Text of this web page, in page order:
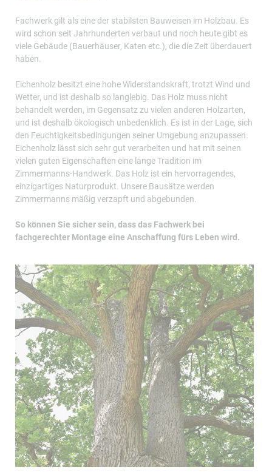
Fachwerk gilt als eine der stabilsten Bauweisen im Holzbau. Es
wird schon seit Jahrhunderten verbaut und noch heute gibt es
viele Gebäude (Bauerhäuser, Katen etc.), die die Zeit überdauert
haben.
Eichenholz besitzt eine hohe Widerstandskraft, trotzt Wind und
Wetter, und ist deshalb so langlebig. Das Holz muss nicht
behandelt werden, im Gegensatz zu vielen anderen Holzarten,
und ist deshalb ökologisch unbedenklich. Es ist in der Lage, sich
den Feuchtigkeitsbedingungen seiner Umgebung anzupassen.
Eichenholz lässt sich sehr gut verarbeiten und hat mit seinen
vielen guten Eigenschaften eine lange Tradition im
Zimmermanns-Handwerk. Das Holz ist ein hervorragendes,
einzigartiges Naturprodukt. Unsere Bausätze werden
Zimmermanns mäßig verzapft und abgebunden.
So können Sie sicher sein, dass das Fachwerk bei
fachgerechter Montage eine Anschaffung fürs Leben wird.